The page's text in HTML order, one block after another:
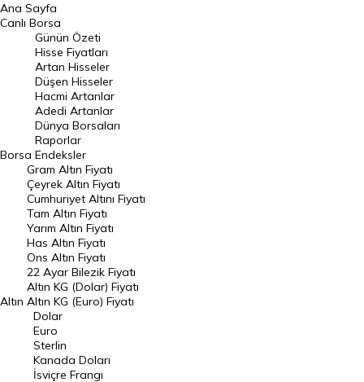
BIST 100 Hisseleri
En Çok Artan Hisseler
En Çok Düşen Hisseler
Hacmi Artanlar
Geçmiş Kapanışlar
Dünya Borsaları
Raporlar
Endeksler
DÖVİZ
Döviz Kuru
Dolar Kuru
Euro Kuru
Pound Kuru
Frank Kuru
Ana Sayfa
Canlı Borsa
Borsa
Günün Özeti
Hisse Fiyatları
Artan Hisseler
Düşen Hisseler
Hacmi Artanlar
Adedi Artanlar
Dünya Borsaları
Raporlar
Endeksler
Altın
Gram Altın Fiyatı
Çeyrek Altın Fiyatı
Cumhuriyet Altını Fiyatı
Tam Altın Fiyatı
Yarım Altın Fiyatı
Has Altın Fiyatı
Ons Altın Fiyatı
22 Ayar Bilezik Fiyatı
Altın KG (Dolar) Fiyatı
Altın KG (Euro) Fiyatı
Dolar
Euro
Sterlin
Kanada Doları
İsviçre Frangı